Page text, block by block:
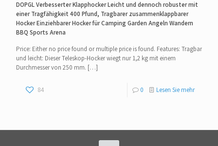
DOPGL Verbesserter Klapphocker Leicht und dennoch robuster mit
einer Tragfähigkeit 400 Pfund, Tragbarer zusammenklappbarer
Hocker Einziehbarer Hocker für Camping Garden Angeln Wandern
BBQ Sports Arena
Price: Either no price found or multiple price is found. Features: Tragbar
und leicht: Dieser Teleskop-Hocker wiegt nur 1,2 kg mit einem
Durchmesser von 250 mm. […]
84 0 Lesen Sie mehr